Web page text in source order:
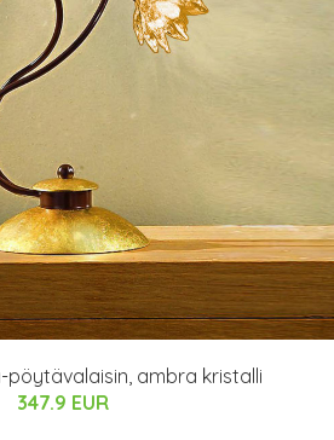
pöytävalaisin, ambra kristalli
347.9 EUR